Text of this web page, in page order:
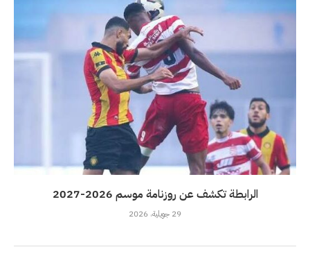
الرابطة تكشف عن روزنامة موسم 2026-2027
29 جويلية، 2026